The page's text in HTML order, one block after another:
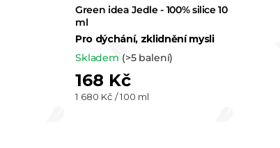
Green idea Jedle - 100% silice 10
ml
Pro dýchání, zklidnění mysli
Skladem (>5 balení)
168 Kč
Měrná
1 680 Kč / 100 ml